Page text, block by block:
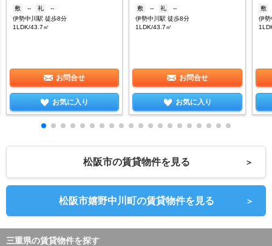
敷 -- 礼
--
伊勢中川駅 徒歩8分
1LDK/43.7㎡
お問合せ
お気に入り
敷 -- 礼
--
伊勢中川駅 徒歩8分
1LDK/43.7㎡
お問合せ
お気に入り
敷
伊勢
松阪市の賃貸物件を見る ＞
松阪市嬉野中川町の賃貸物件を見る ＞
三重県の賃貸物件を探す